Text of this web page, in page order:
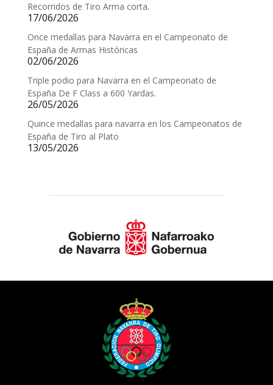
Recorridos de Tiro Arma corta.
17/06/2026
Once medallas para Navarra en el Campeonato de
España de Armas Históricas
02/06/2026
Triple podio para Navarra en el Campeonato de
España De F Class a 600 Yardas.
26/05/2026
Quince medallas para navarra en los Campeonatos de
España de Tiro al Plato
13/05/2026